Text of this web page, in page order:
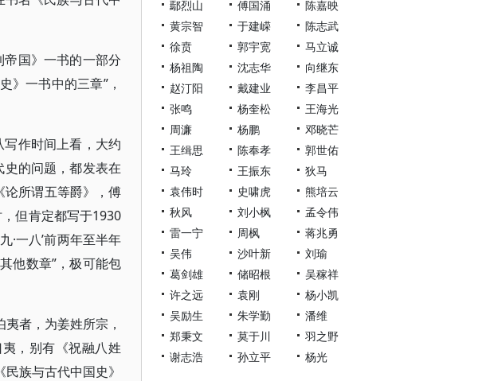
国》一书的一部分
》一书中的三章”，
作时间上看，大约
的问题，都发表在
论所谓五等爵》，傅
但肯定都写于1930
·一八’前两年至半年
他数章”，极可能包
者，为姜姓所宗，
，别有《祝融八姓
族与古代中国史》
鄢烈山
傅国涌
陈嘉映
黄宗智
于建嵘
陈志武
徐贲
郭宇宽
马立诚
杨祖陶
沈志华
向继东
赵汀阳
戴建业
李昌平
张鸣
杨奎松
王海光
周濂
杨鹏
邓晓芒
王缉思
陈奉孝
郭世佑
马玲
王振东
狄马
袁伟时
史啸虎
熊培云
秋风
刘小枫
孟令伟
雷一宁
周枫
蒋兆勇
吴伟
沙叶新
刘瑜
葛剑雄
储昭根
吴稼祥
许之远
袁刚
杨小凯
吴励生
朱学勤
潘维
郑秉文
莫于川
羽之野
谢志浩
孙立平 杨光